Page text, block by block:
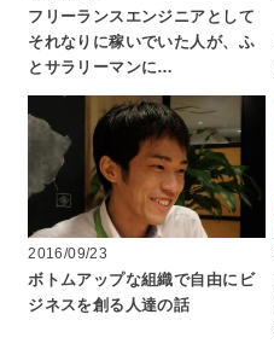
フリーランスエンジニアとして
それなりに稼いでいた人が、ふ
とサラリーマンに…
2016/09/23
ボトムアップな組織で自由にビ
ジネスを創る人達の話